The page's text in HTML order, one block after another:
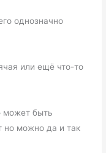
однозначно
или ещё что-то
может быть
но можно да и так